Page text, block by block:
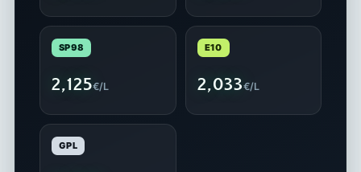
SP98
2,125€/L
E10
2,033€/L
GPL